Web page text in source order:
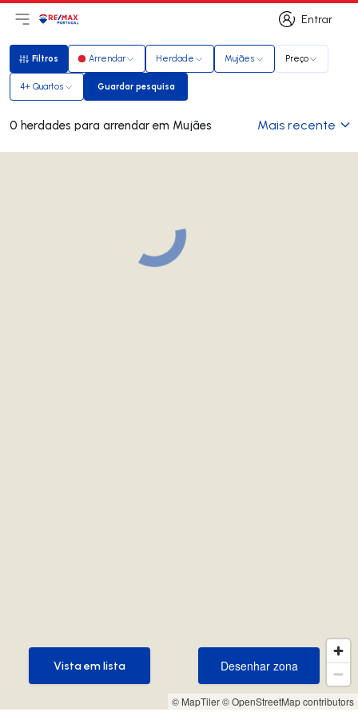
Entrar
Entrar
Abri menu principal
LogoIr para página inicial
Filtros
Filtros Arrendar Herdade Mujães Preço
4+ Quartos Guardar pesquisa
Guardar pesquisa
0 herdades para arrendar em Mujães Mais recente
© MapTiler© OpenStreetMap contributors
Desenhar zona
Desenhar zona
Vista em lista
Vista em lista